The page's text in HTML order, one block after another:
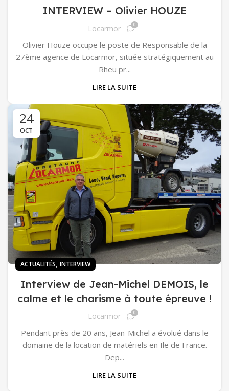
INTERVIEW – Olivier HOUZE
Locarmor 0
Olivier Houze occupe le poste de Responsable de la
27ème agence de Locarmor, située stratégiquement au
Rheu pr...
LIRE LA SUITE
24
OCT
ACTUALITÉS, INTERVIEW
Interview de Jean-Michel DEMOIS, le
calme et le charisme à toute épreuve !
Locarmor 0
Pendant près de 20 ans, Jean-Michel a évolué dans le
domaine de la location de matériels en Ile de France.
Dep...
LIRE LA SUITE